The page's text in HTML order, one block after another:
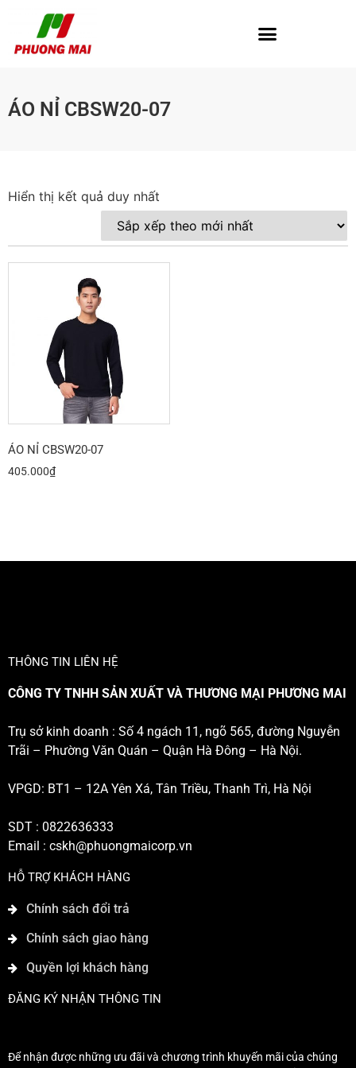
ÁO NỈ CBSW20-07
Hiển thị kết quả duy nhất
ÁO NỈ CBSW20-07
405.000₫
THÔNG TIN LIÊN HỆ
CÔNG TY TNHH SẢN XUẤT VÀ THƯƠNG MẠI PHƯƠNG MAI
Trụ sở kinh doanh : Số 4 ngách 11, ngõ 565, đường Nguyễn
Trãi – Phường Văn Quán – Quận Hà Đông – Hà Nội.
VPGD: BT1 – 12A Yên Xá, Tân Triều, Thanh Trì, Hà Nội
SDT : 0822636333
Email : cskh@phuongmaicorp.vn
HỖ TRỢ KHÁCH HÀNG
Chính sách đổi trả
Chính sách giao hàng
Quyền lợi khách hàng
ĐĂNG KÝ NHẬN THÔNG TIN
Để nhận được những ưu đãi và chương trình khuyến mãi của chúng